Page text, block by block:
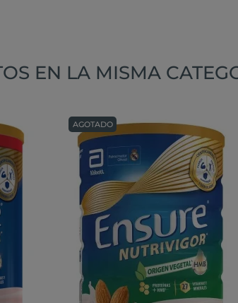
EN LA MISMA
AGOTADO